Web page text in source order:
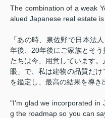
The combination of a weak
alued Japanese real estate
「あの時、泉佐野で日本法
年後、20年後にご家族とそ
たちは今、用意しています
眼」で、私は建物の品質だけ
を鑑定し、最高の結果を導き
"I'm glad we incorporated in
g the roadmap so you can